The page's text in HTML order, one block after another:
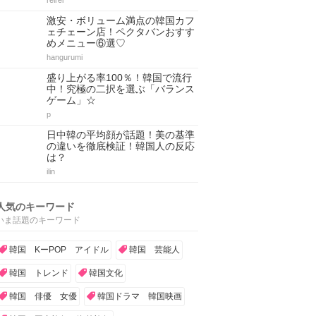
激安・ボリューム満点の韓国カフ
ェチェーン店！ペクタバンおすす
めメニュー⑥選♡
hangurumi
盛り上がる率100％！韓国で流行
中！究極の二択を選ぶ「バランス
ゲーム」☆
p
日中韓の平均顔が話題！美の基準
の違いを徹底検証！韓国人の反応
は？
ilin
気のキーワード
ま話題のキーワード
韓国 KーPOP アイドル 韓国 芸能人
韓国 トレンド 韓国文化
韓国 俳優 女優 韓国ドラマ 韓国映画